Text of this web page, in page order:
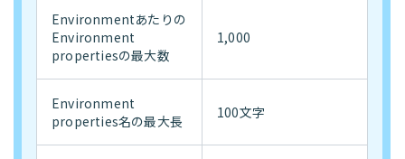
Environmentあたりの
Environment
propertiesの最大数
1,000
Environment
properties名の最大長
100文字